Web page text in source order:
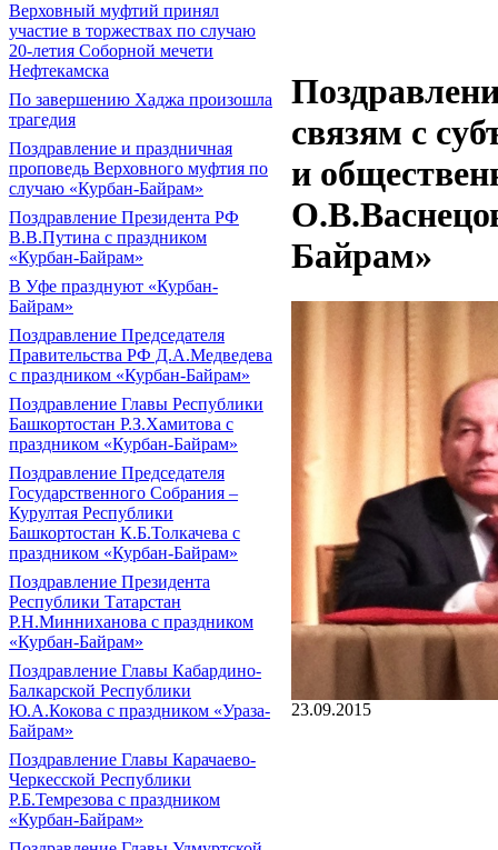
Верховный муфтий принял
участие в торжествах по случаю
20-летия Соборной мечети
Нефтекамска
По завершению Хаджа произошла
трагедия
Поздравление и праздничная
проповедь Верховного муфтия по
случаю «Курбан-Байрам»
Поздравление Президента РФ
В.В.Путина с праздником
«Курбан-Байрам»
В Уфе празднуют «Курбан-
Байрам»
Поздравление Председателя
Правительства РФ Д.А.Медведева
с праздником «Курбан-Байрам»
Поздравление Главы Республики
Башкортостан Р.З.Хамитова с
праздником «Курбан-Байрам»
Поздравление Председателя
Государственного Собрания –
Курултая Республики
Башкортостан К.Б.Толкачева с
праздником «Курбан-Байрам»
Поздравление Президента
Республики Татарстан
Р.Н.Минниханова с праздником
«Курбан-Байрам»
Поздравление Главы Кабардино-
Балкарской Республики
Ю.А.Кокова с праздником «Ураза-
Байрам»
Поздравление Главы Карачаево-
Черкесской Республики
Р.Б.Темрезова с праздником
«Курбан-Байрам»
связям с
и
Байрам»
23.09.2015